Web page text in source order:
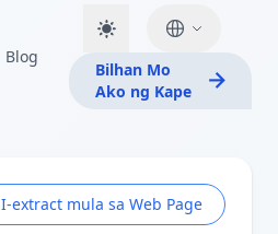
Blog
Bilhan Mo
Ako ng Kape
I-extract mula sa Web Page